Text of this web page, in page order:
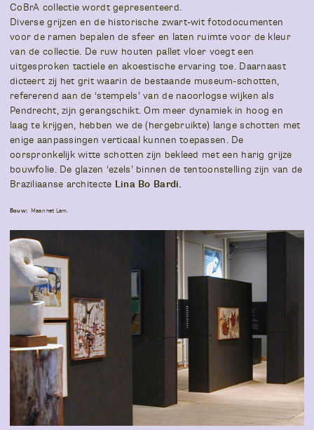
CoBrA collectie wordt gepresenteerd.
Diverse grijzen en de historische zwart-wit fotodocumenten
voor de ramen bepalen de sfeer en laten ruimte voor de kleur
van de collectie. De ruw houten pallet vloer voegt een
uitgesproken tactiele en akoestische ervaring toe. Daarnaast
dicteert zij het grit waarin de bestaande museum-schotten,
refererend aan de ‘stempels’ van de naoorlogse wijken als
Pendrecht, zijn gerangschikt. Om meer dynamiek in hoog en
laag te krijgen, hebben we de (hergebruikte) lange schotten met
enige aanpassingen verticaal kunnen toepassen. De
oorspronkelijk witte schotten zijn bekleed met een harig grijze
bouwfolie. De glazen ‘ezels’ binnen de tentoonstelling zijn van de
Braziliaanse architecte Lina Bo Bardi.
Bouw: Maan het Lam.